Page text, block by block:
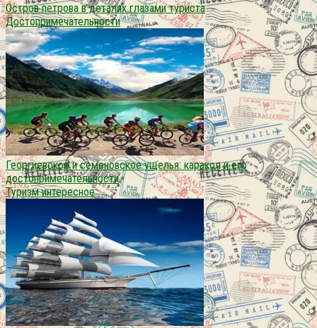
Остров петрова в деталях глазами туриста
Достопримечательности
Георгиевское и семеновское ущелья: каракол и его
достопримечательности
Туризм интересное